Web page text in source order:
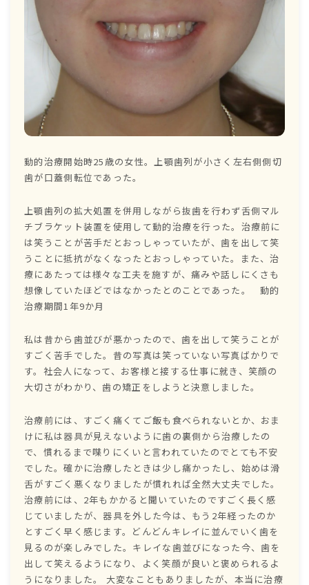
動的治療開始時25歳の女性。上顎歯列が小さく左右側側切
歯が口蓋側転位であった。
上顎歯列の拡大処置を併用しながら抜歯を行わず舌側マル
チブラケット装置を使用して動的治療を行った。治療前に
は笑うことが苦手だとおっしゃっていたが、歯を出して笑
うことに抵抗がなくなったとおっしゃっていた。また、治
療にあたっては様々な工夫を施すが、痛みや話しにくさも
想像していたほどではなかったとのことであった。 動的
治療期間1年9か月
私は昔から歯並びが悪かったので、歯を出して笑うことが
すごく苦手でした。昔の写真は笑っていない写真ばかりで
す。社会人になって、お客様と接する仕事に就き、笑顔の
大切さがわかり、歯の矯正をしようと決意しました。
治療前には、すごく痛くてご飯も食べられないとか、おま
けに私は器具が見えないように歯の裏側から治療したの
で、慣れるまで喋りにくいと言われていたのでとても不安
でした。確かに治療したときは少し痛かったし、始めは滑
舌がすごく悪くなりましたが慣れれば全然大丈夫でした。
治療前には、2年もかかると聞いていたのですごく長く感
じていましたが、器具を外した今は、もう2年経ったのか
とすごく早く感じます。どんどんキレイに並んでいく歯を
見るのが楽しみでした。キレイな歯並びになった今、歯を
出して笑えるようになり、よく笑顔が良いと褒められるよ
うになりました。 大変なこともありましたが、本当に治療